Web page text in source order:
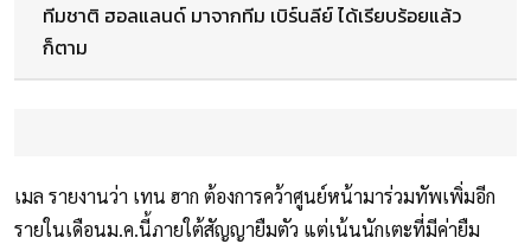
ทีมชาติ ฮอลแลนด์ มาจากทีม เบิร์นลีย์ ได้เรียบร้อยแล้ว
ก็ตาม
เมล รายงานว่า เทน ฮาก ต้องการคว้าศูนย์หน้ามาร่วมทัพเพิ่มอีก
รายในเดือนม.ค.นี้ภายใต้สัญญายืมตัว แต่เน้นนักเตะที่มีค่ายืม